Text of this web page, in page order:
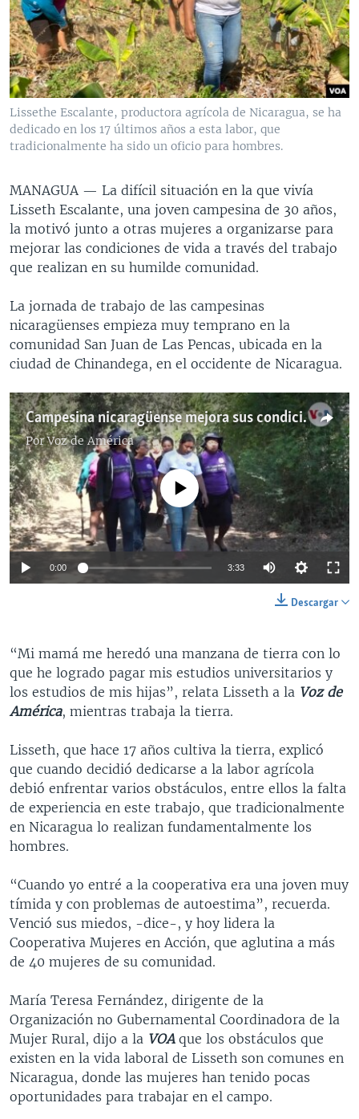
VENEZUELA
BRASIL
NICARAGUA
ECONOMÍA
ENTRETENIMIENTO Y CULTURA
TECNOLOGÍA
DEPORTES
CIENCIA Y SALUD
MULTIMEDIA
VIDEOS
FOTOGRAFÍA
AUDIOS
PROGRAMAS TV
EL MUNDO AL DÍA
FORO INTERAMERICANO
VISIÓN 360
PANORAMA
RADIO
AVANCE INFORMATIVO
AUDIONOTICIAS
ESTADOS UNIDOS AL DÍA
EL MUNDO AL DÍA [RADIO]
FORO [RADIO]
DEPORTIVO INTERNACIONAL
NOTA ECONÓMICA
ENTRETENIMIENTO
DIRECT
DOCUMENTALES DE LA VOA
SÍGANOS
Lissethe Escalante, productora agrícola de Nicaragua, se ha
dedicado en los 17 últimos años a esta labor, que
tradicionalmente ha sido un oficio para hombres.
MANAGUA — La difícil situación en la que vivía
Lisseth Escalante, una joven campesina de 30 años,
la motivó junto a otras mujeres a organizarse para
mejorar las condiciones de vida a través del trabajo
que realizan en su humilde comunidad.
La jornada de trabajo de las campesinas
nicaragüenses empieza muy temprano en la
comunidad San Juan de Las Pencas, ubicada en la
ciudad de Chinandega, en el occidente de Nicaragua.
Campesina nicaragüense mejora sus condiciones desde la agricultura
PorVoz de América
No media source currently available
0:00 3:33
Descargar
“Mi mamá me heredó una manzana de tierra con lo
que he logrado pagar mis estudios universitarios y
los estudios de mis hijas”, relata Lisseth a la Voz de
América, mientras trabaja la tierra.
Lisseth, que hace 17 años cultiva la tierra, explicó
que cuando decidió dedicarse a la labor agrícola
debió enfrentar varios obstáculos, entre ellos la falta
de experiencia en este trabajo, que tradicionalmente
en Nicaragua lo realizan fundamentalmente los
hombres.
“Cuando yo entré a la cooperativa era una joven muy
tímida y con problemas de autoestima”, recuerda.
Venció sus miedos, -dice-, y hoy lidera la
Cooperativa Mujeres en Acción, que aglutina a más
de 40 mujeres de su comunidad.
María Teresa Fernández, dirigente de la
Organización no Gubernamental Coordinadora de la
Mujer Rural, dijo a la VOAque los obstáculos que
existen en la vida laboral de Lisseth son comunes en
Nicaragua, donde las mujeres han tenido pocas
oportunidades para trabajar en el campo.